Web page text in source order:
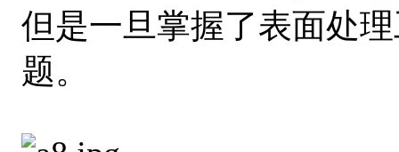
但是一旦掌握了表面处
题。